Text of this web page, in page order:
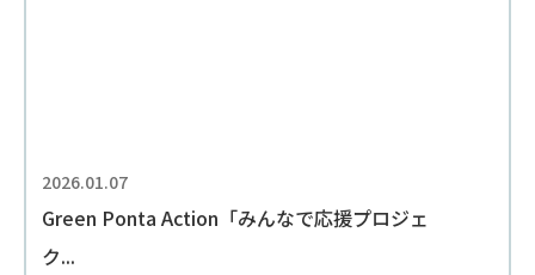
2026.01.07
Green Ponta Action「みんなで応援プロジェ
ク...